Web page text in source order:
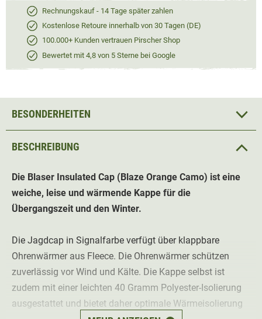
Rechnungskauf - 14 Tage später zahlen
Kostenlose Retoure innerhalb von 30 Tagen (DE)
100.000+ Kunden vertrauen Pirscher Shop
Bewertet mit 4,8 von 5 Sterne bei Google
BESCHREIBUNG
Die Blaser Insulated Cap (Blaze Orange Camo) ist eine
weiche, leise und wärmende Kappe für die
Übergangszeit und den Winter.
Die Jagdcap in Signalfarbe verfügt über klappbare
Ohrenwärmer aus Fleece. Die Ohrenwärmer schützen
zuverlässig vor Wind und Kälte. Die Kappe selbst ist
zudem mit einer leichten 40 Gramm Polyester-Isolierung
ausgestattet und bietet daher optimale Wärmeisolierung
BESONDERHEITEN